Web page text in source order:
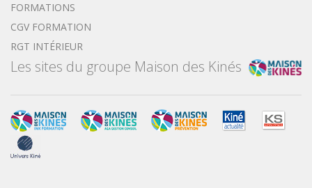
FORMATIONS
CGV FORMATION
RGT INTÉRIEUR
Les sites du groupe Maison des Kinés